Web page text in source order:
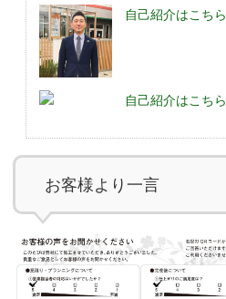
自己紹介はこちら
自己紹介はこちら
お客様より一言